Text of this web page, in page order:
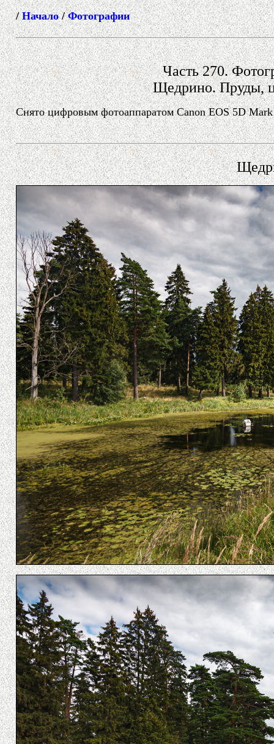
/Начало/Фотографии
Часть 270.
Щедрино. Пруды,
Снято цифровым фотоаппаратом Canon EOS 5D Mark